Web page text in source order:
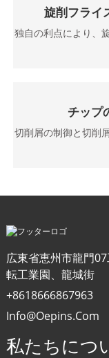
旋削フライ
独自の利点により、
チップ
切削屑の制御と切削
広東省恵州市龍門
転工業園、龍城街
+8618666867963
Info@oepins.com
私たちにつ